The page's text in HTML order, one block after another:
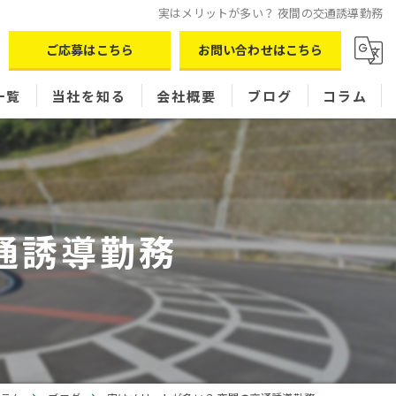
実はメリットが多い？ 夜間の交通誘導勤務
ご応募はこちら お問い合わせはこちら
覧 当社を知る
パート
現場スタッフ
シフト制
正社員
女性
会社概要 ブログ コラム
誘導勤務